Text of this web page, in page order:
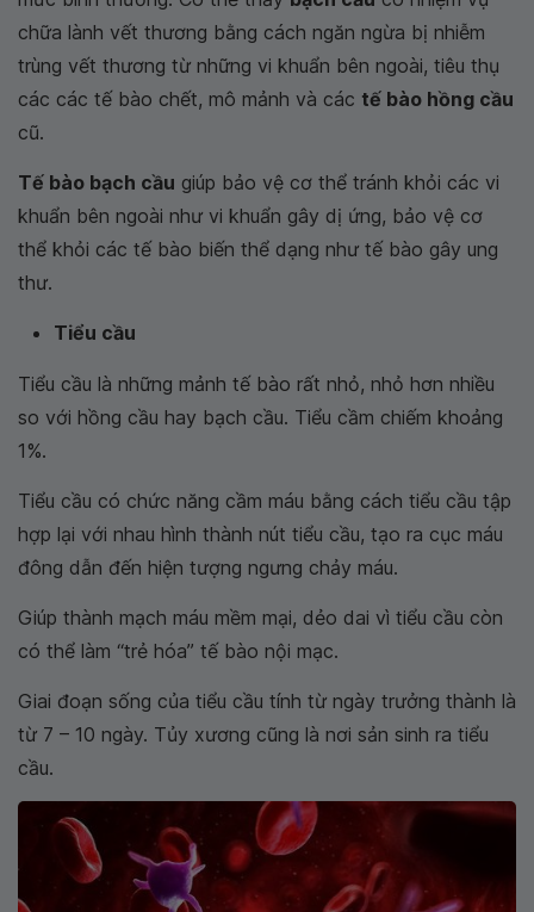
chữa lành vết thương bằng cách ngăn ngừa bị nhiễm
trùng vết thương từ những vi khuẩn bên ngoài, tiêu thụ
các các tế bào chết, mô mảnh và các tế bào hồng cầu
cũ.
Tế bào bạch cầu giúp bảo vệ cơ thể tránh khỏi các vi
khuẩn bên ngoài như vi khuẩn gây dị ứng, bảo vệ cơ
thể khỏi các tế bào biến thể dạng như tế bào gây ung
thư.
Tiểu cầu
Tiểu cầu là những mảnh tế bào rất nhỏ, nhỏ hơn nhiều
so với hồng cầu hay bạch cầu. Tiểu cầm chiếm khoảng
1%.
Tiểu cầu có chức năng cầm máu bằng cách tiểu cầu tập
hợp lại với nhau hình thành nút tiểu cầu, tạo ra cục máu
đông dẫn đến hiện tượng ngưng chảy máu.
Giúp thành mạch máu mềm mại, dẻo dai vì tiểu cầu còn
có thể làm “trẻ hóa” tế bào nội mạc.
Giai đoạn sống của tiểu cầu tính từ ngày trưởng thành là
từ 7 – 10 ngày. Tủy xương cũng là nơi sản sinh ra tiểu
cầu.